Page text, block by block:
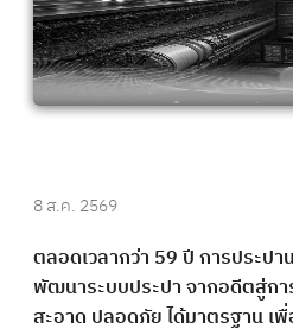
8 ส.ค. 2569
ตลอดเวลากว่า 59 ปี การประป
พัฒนาระบบประปา จากอดีตสู่ก
สะอาด ปลอดภัย ได้มาตรฐาน